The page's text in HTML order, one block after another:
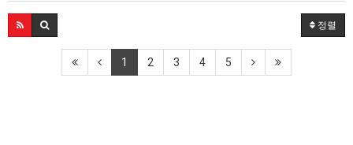
정렬
1 2 3 4 5